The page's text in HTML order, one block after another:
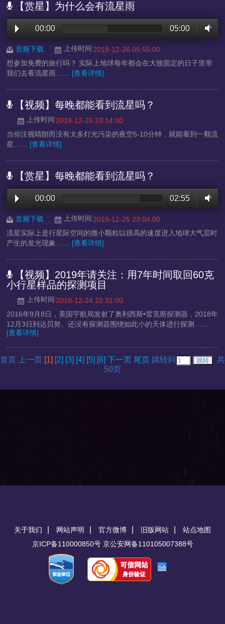
【赏星】为什么会有流星雨
00:00 05:00
音频下载 上传时间 2018-12-26 05:55:00
想参加免费的旅行吗？ 实际上地球每年都会在大致固定的日子里带
我们去看流星雨……
[查看详情]
【视频】每晚都能看到流星吗？
上传时间 2018-12-25 23:14:00
当你注视晴朗而没有太多灯光污染的夜空5-10分钟，就能看到一颗流
星……
[查看详情]
【赏星】每晚都能看到流星吗？
00:00 02:55
音频下载 上传时间 2018-12-25 23:04:00
流星实际上是行星际空间的微小颗粒以很高的速度进入地球大气层时
产生的发光现象……
[查看详情]
【视频】2019年请关注：用7年时间取回60克
小行星样品的探测项目
上传时间 2018-12-24 22:31:00
2016年9月8日，美国宇航局发射了奥利西斯•雷克斯探测器，2018年
12月3日到达贝努。还没有探测器围绕如此小的天体进行探测……
[查看详情]
首页 上一页 [1] [2] [3] [4] [5] [6] 下一页 尾页 跳转到
共
50页
关于我们 网站声明 官方微博 旧版网站
站点地图
京ICP备110000850号 京公安网备110105007388号